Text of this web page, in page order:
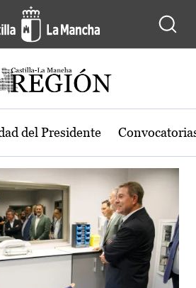
región de Castilla-
del Presidente